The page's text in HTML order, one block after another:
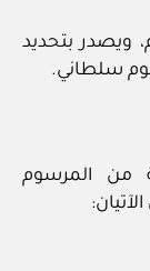
ويصدر بتحديد
سلطاني.
من المرسوم